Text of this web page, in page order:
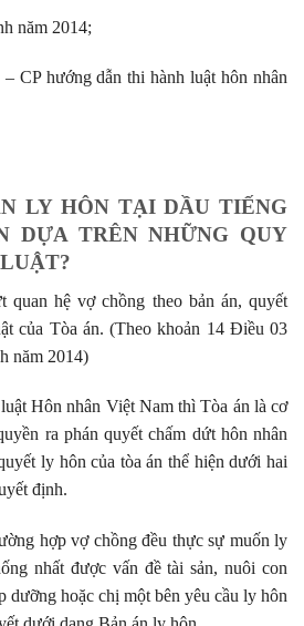
năm 2014;
CP hướng dẫn thi hành luật hôn nhân
LY HÔN TẠI DẦU TIẾNG
DỰA TRÊN NHỮNG QUY
quan hệ vợ chồng theo bản án, quyết
của Tòa án. (Theo khoản 14 Điều 03
năm 2014)
Hôn nhân Việt Nam thì Tòa án là cơ
ra phán quyết chấm dứt hôn nhân
ly hôn của tòa án thể hiện dưới hai
định.
hợp vợ chồng đều thực sự muốn ly
nhất được vấn đề tài sản, nuôi con
dưỡng hoặc chị một bên yêu cầu ly hôn